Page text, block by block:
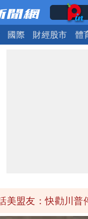
國際 財經股市 體
美盟友：快勸川普